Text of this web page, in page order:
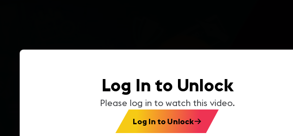
Log In to Unlock
Please log in to watch this video.
Log In to Unlock